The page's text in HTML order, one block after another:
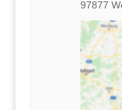
97877